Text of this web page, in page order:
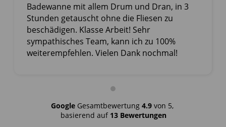
Badewanne mit allem Drum und Dran, in 3
Stunden getauscht ohne die Fliesen zu
beschädigen. Klasse Arbeit! Sehr
sympathisches Team, kann ich zu 100%
weiterempfehlen. Vielen Dank nochmal!
Google Gesamtbewertung 4.9 von 5,
basierend auf 13 Bewertungen